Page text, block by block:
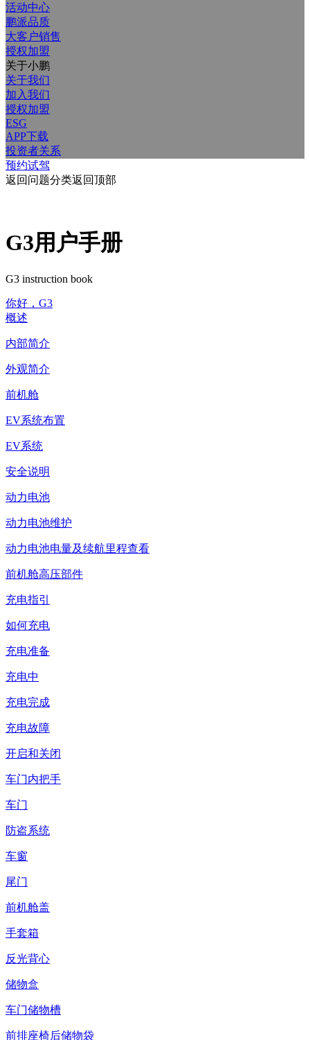
活动中心
鹏派品质
大客户销售
授权加盟
关于小鹏
关于我们
加入我们
授权加盟
ESG
APP下载
投资者关系
预约试驾
返回问题分类返回顶部
G3用户手册
G3 instruction book
你好，G3
概述
内部简介
外观简介
前机舱
EV系统布置
EV系统
安全说明
动力电池
动力电池维护
动力电池电量及续航里程查看
前机舱高压部件
充电指引
如何充电
充电准备
充电中
充电完成
充电故障
开启和关闭
车门内把手
车门
防盗系统
车窗
尾门
前机舱盖
手套箱
反光背心
储物盒
车门储物槽
前排座椅后储物袋